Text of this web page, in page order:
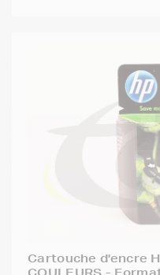
Cartouche d'encre